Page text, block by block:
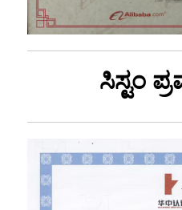
ಸಿಸ್ಟಂ